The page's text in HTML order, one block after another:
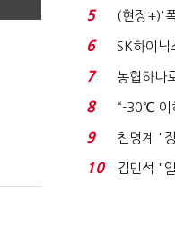
려주는데
5
(현장+)'
노동자는
6
SK하이닉
토?…“확
7
농협하나
적발…공
8
“-30℃ 이
립연구소
9
친명계 "
친청계 "
10
김민석 "